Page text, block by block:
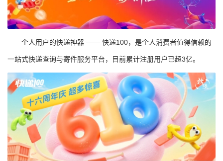
个人用户的快递神器 —— 快递100，是个人消费者值得信赖的
一站式快递查询与寄件服务平台，目前累计注册用户已超3亿。